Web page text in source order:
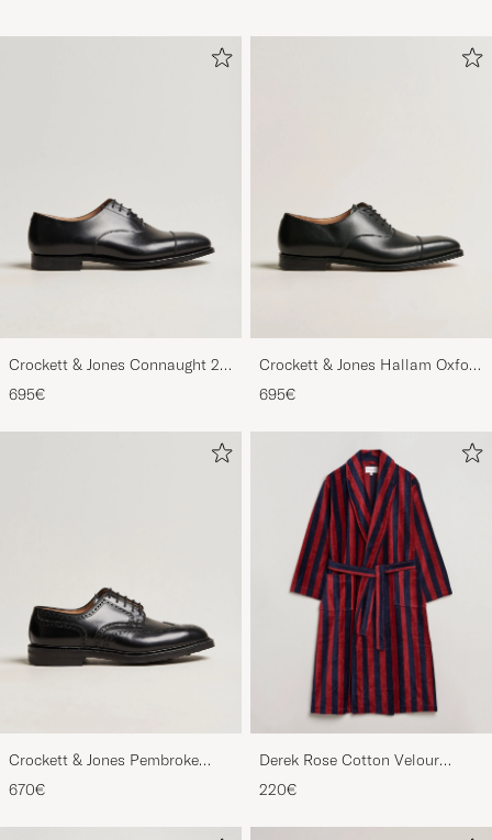
Crockett & Jones Connaught 2
City Sole Black Calf
695€
Crockett & Jones Hallam Oxford
Black Calf
695€
Crockett & Jones Pembroke
Derbys Black Calf
670€
Derek Rose Cotton Velour
Striped Gown Red/Blue
220€